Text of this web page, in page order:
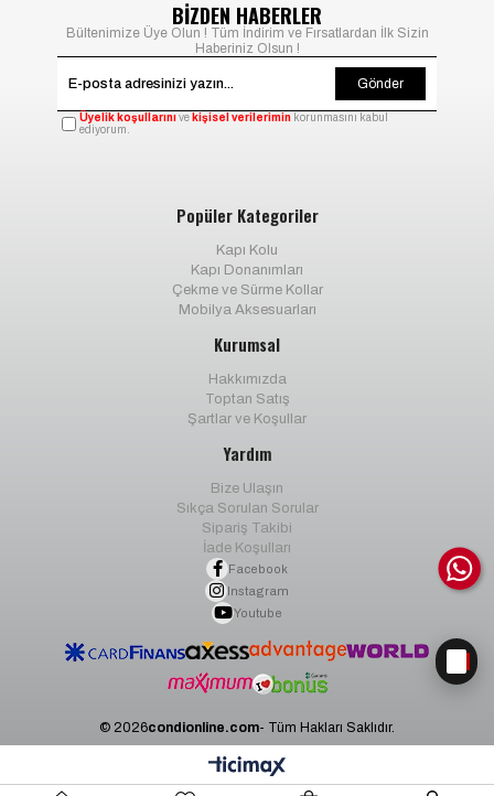
BİZDEN HABERLER
Bültenimize Üye Olun ! Tüm İndirim ve Fırsatlardan İlk Sizin
Haberiniz Olsun !
Gönder
Üyelik koşullarınıve kişisel verilerimin korunmasını kabul
ediyorum.
Popüler Kategoriler
Kapı Kolu
Kapı Donanımları
Çekme ve Sürme Kollar
Mobilya Aksesuarları
Kurumsal
Hakkımızda
Toptan Satış
Şartlar ve Koşullar
Yardım
Bize Ulaşın
Sıkça Sorulan Sorular
Sipariş Takibi
İade Koşulları
Facebook
Instagram
Youtube
© 2026condionline.com- Tüm Hakları Saklıdır.